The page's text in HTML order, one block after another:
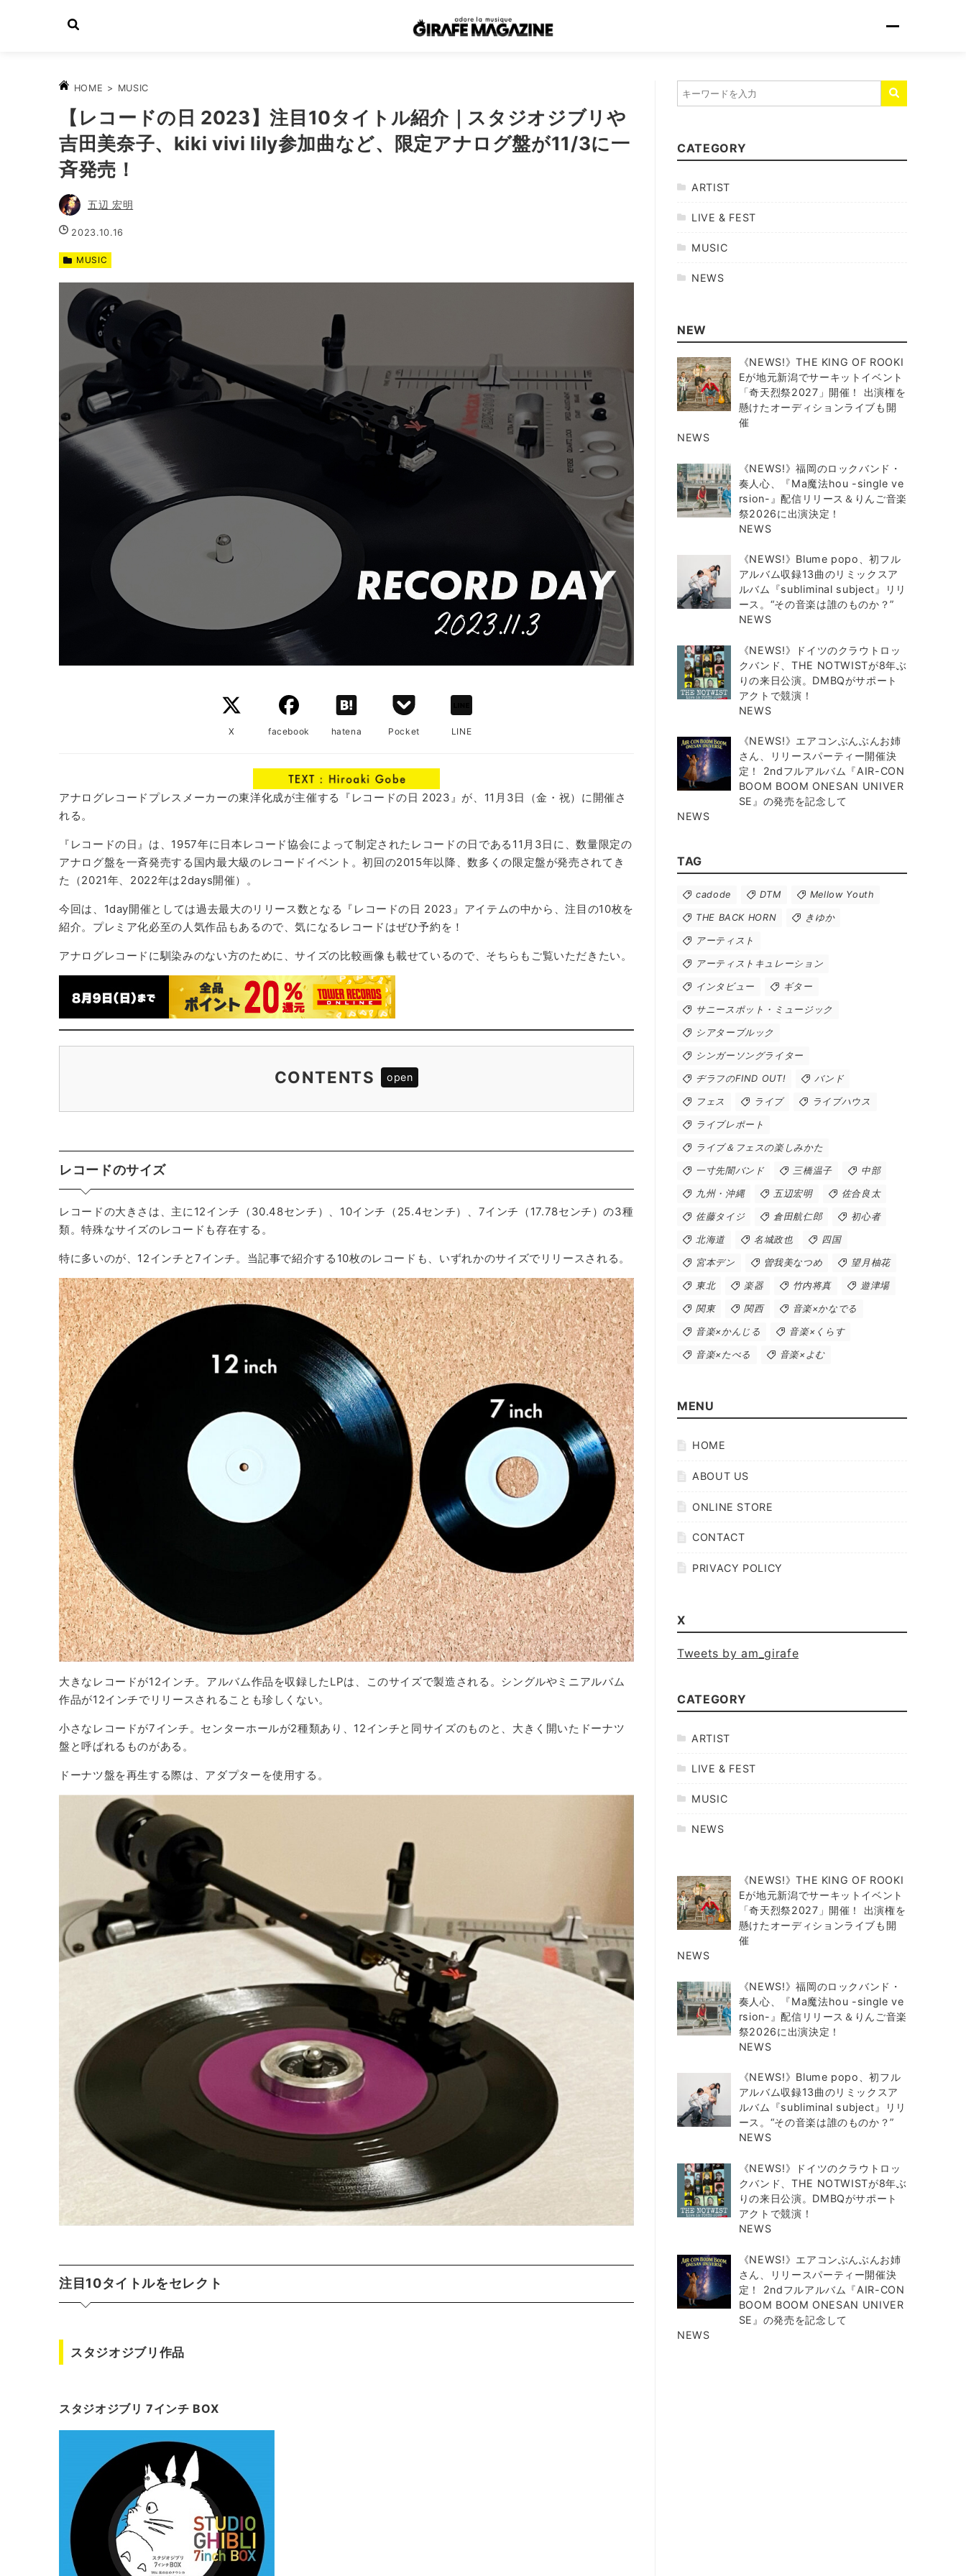
HOME > MUSIC
【レコードの日 2023】注目10タイトル紹介｜スタジオジブリや
吉田美奈子、kiki vivi lily参加曲など、限定アナログ盤が11/3に一
斉発売！
五辺 宏明
2023.10.16
MUSIC
X facebook hatena Pocket LINE
アナログレコードプレスメーカーの東洋化成が主催する『レコードの日 2023』が、11月3日（金・祝）に開催さ
れる。
『レコードの日』は、1957年に日本レコード協会によって制定されたレコードの日である11月3日に、数量限定の
アナログ盤を一斉発売する国内最大級のレコードイベント。初回の2015年以降、数多くの限定盤が発売されてき
た（2021年、2022年は2days開催）。
今回は、1day開催としては過去最大のリリース数となる『レコードの日 2023』アイテムの中から、注目の10枚を
紹介。プレミア化必至の人気作品もあるので、気になるレコードはぜひ予約を！
アナログレコードに馴染みのない方のために、サイズの比較画像も載せているので、そちらもご覧いただきたい。
CONTENTS
スタジオジブリ作品
吉田美奈子
キノコホテル
CHICK-D feat. 椎名純平
Nautilus
DJ KRUTCH
Sonia
HARIKUYAMAKU
アントニオ猪木とザ・ファイターズ
レコードのサイズ
レコードの大きさは、主に12インチ（30.48センチ）、10インチ（25.4センチ）、7インチ（17.78センチ）の3種
類。特殊なサイズのレコードも存在する。
特に多いのが、12インチと7インチ。当記事で紹介する10枚のレコードも、いずれかのサイズでリリースされる。
大きなレコードが12インチ。アルバム作品を収録したLPは、このサイズで製造される。シングルやミニアルバム
作品が12インチでリリースされることも珍しくない。
小さなレコードが7インチ。センターホールが2種類あり、12インチと同サイズのものと、大きく開いたドーナツ
盤と呼ばれるものがある。
ドーナツ盤を再生する際は、アダプターを使用する。
注目10タイトルをセレクト
スタジオジブリ作品
スタジオジブリ 7インチ BOX
CATEGORY
ARTIST
LIVE & FEST
MUSIC
NEWS
NEW
《NEWS!》THE KING OF ROOKI
Eが地元新潟でサーキットイベント
「奇天烈祭2027」開催！ 出演権を
懸けたオーディションライブも開
催
NEWS
《NEWS!》福岡のロックバンド・
奏人心、『Ma魔法hou -single ve
rsion-』配信リリース＆りんご音楽
祭2026に出演決定！
NEWS
《NEWS!》Blume popo、初フル
アルバム収録13曲のリミックスア
ルバム『subliminal subject』リリ
ース。“その音楽は誰のものか？”
NEWS
《NEWS!》ドイツのクラウトロッ
クバンド、THE NOTWISTが8年ぶ
りの来日公演。DMBQがサポート
アクトで競演！
NEWS
《NEWS!》エアコンぶんぶんお姉
さん、リリースパーティー開催決
定！ 2ndフルアルバム『AIR-CON
BOOM BOOM ONESAN UNIVER
SE』の発売を記念して
NEWS
TAG
cadode DTM Mellow Youth
THE BACK HORN きゆか
アーティスト
アーティストキュレーション
インタビュー ギター
サニースポット・ミュージック
シアターブルック
シンガーソングライター
ヂラフのFIND OUT! バンド
フェス ライブ ライブハウス
ライブレポート
ライブ＆フェスの楽しみかた
一寸先闇バンド 三橋温子 中部
九州・沖縄 五辺宏明 佐合良太
佐藤タイジ 倉田航仁郎 初心者
北海道 名城政也 四国
宮本デン 曽我美なつめ 望月柚花
東北 楽器 竹内将真 遊津場
関東 関西 音楽×かなでる
音楽×かんじる 音楽×くらす
音楽×たべる 音楽×よむ
MENU
HOME
ABOUT US
ONLINE STORE
CONTACT
PRIVACY POLICY
X
Tweets by am_girafe
CATEGORY
ARTIST
LIVE & FEST
MUSIC
NEWS
《NEWS!》THE KING OF ROOKI
Eが地元新潟でサーキットイベント
「奇天烈祭2027」開催！ 出演権を
懸けたオーディションライブも開
催
NEWS
《NEWS!》福岡のロックバンド・
奏人心、『Ma魔法hou -single ve
rsion-』配信リリース＆りんご音楽
祭2026に出演決定！
NEWS
《NEWS!》Blume popo、初フル
アルバム収録13曲のリミックスア
ルバム『subliminal subject』リリ
ース。“その音楽は誰のものか？”
NEWS
《NEWS!》ドイツのクラウトロッ
クバンド、THE NOTWISTが8年ぶ
りの来日公演。DMBQがサポート
アクトで競演！
NEWS
《NEWS!》エアコンぶんぶんお姉
さん、リリースパーティー開催決
定！ 2ndフルアルバム『AIR-CON
BOOM BOOM ONESAN UNIVER
SE』の発売を記念して
NEWS